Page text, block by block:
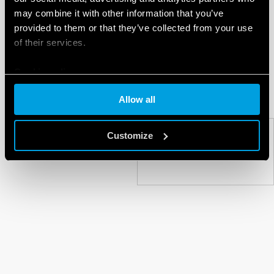
may combine it with other information that you’ve
provided to them or that they’ve collected from your use
of their services.
Cookie policy
Allow all
Customize
Visų šių versijų trumpikliai yra trijų skirtingų slapvų:
mėlynos, raudonos ir juodos.
NEXT